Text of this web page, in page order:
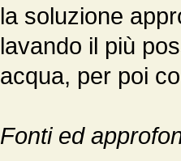
la soluzione
lavando il più
acqua, per poi
Fonti ed